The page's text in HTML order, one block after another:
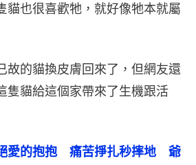
貓也很喜歡牠，就好像牠本就屬
故的貓換皮膚回來了，但網友還
隻貓給這個家帶來了生機跟活
愛的抱抱　痛苦掙扎秒摔地　爺